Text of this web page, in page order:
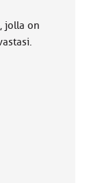
jolla on